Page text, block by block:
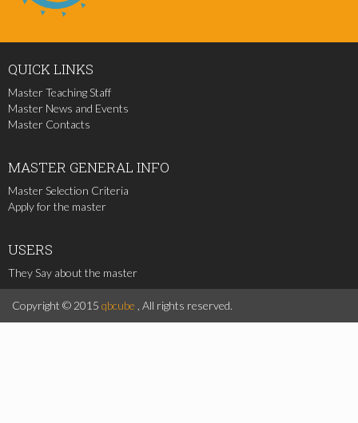
QUICK LINKS
Master Teaching Staff
Master News and Events
Master Contacts
MASTER GENERAL INFO
Master Selection Criteria
Apply for the master
USERS
They Say about the master
Copyright © 2015 qbcube , All rights reserved.